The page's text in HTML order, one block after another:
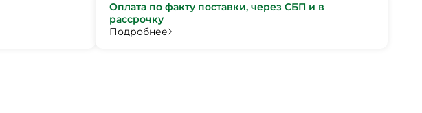
Оплата по факту поставки, через СБП и в
рассрочку
Подробнее